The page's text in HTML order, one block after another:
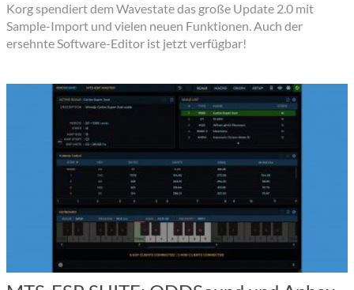
Korg spendiert dem Wavestate das große Update 2.0 mit
Sample-Import und vielen neuen Funktionen. Auch der
ersehnte Software-Editor ist jetzt verfügbar!